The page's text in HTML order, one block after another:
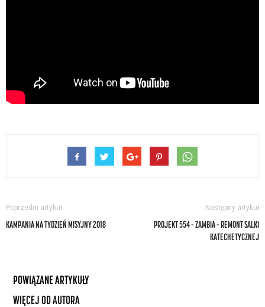
Poprzedni artykuł
KAMPANIA NA TYDZIEŃ MISYJNY 2018
Następny artykuł
PROJEKT 554 – ZAMBIA – REMONT SALKI
KATECHETYCZNEJ
POWIĄZANE ARTYKUŁY
WIĘCEJ OD AUTORA